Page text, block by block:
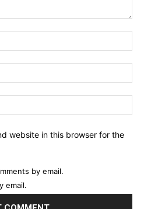
website in this browser for the
by email.
email.